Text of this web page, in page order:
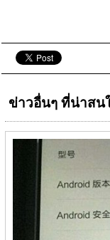
ข่าวอื่นๆ ที่น่าสน